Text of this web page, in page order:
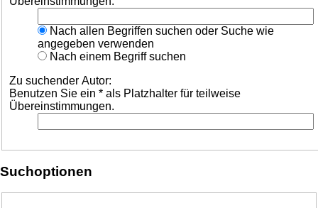
Nach allen Begriffen suchen oder Suche wie
angegeben verwenden
Nach einem Begriff suchen
Zu suchender Autor:
Benutzen Sie ein * als Platzhalter für teilweise
Übereinstimmungen.
Suchoptionen